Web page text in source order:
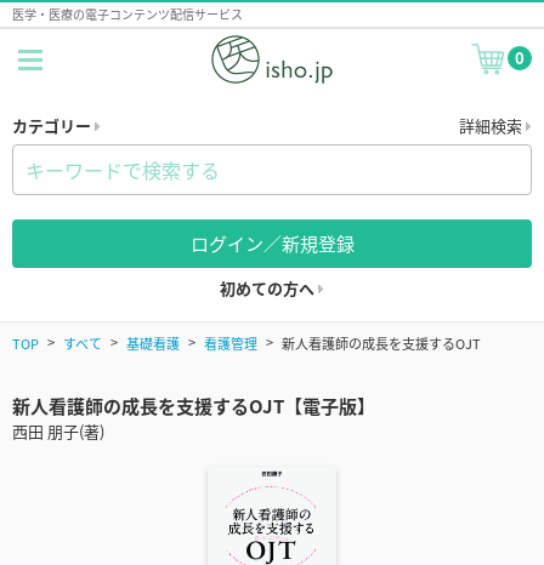
医学・医療の電子コンテンツ配信サービス
0
カテゴリー 詳細検索
ログイン／新規登録
初めての方へ
TOP すべて 基礎看護 看護管理 新人看護師の成長を支援するOJT
新人看護師の成長を支援するOJT【電子版】
西田 朋子(著)